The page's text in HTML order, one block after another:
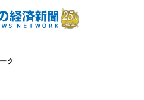
ク